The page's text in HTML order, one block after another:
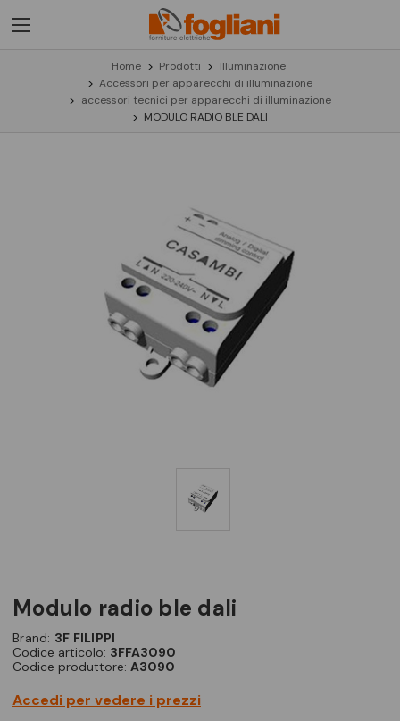
Home Prodotti
Illuminazione
Accessori per apparecchi di illuminazione
accessori tecnici per apparecchi di illuminazione
MODULO RADIO BLE DALI
modulo radio ble dali
Brand: 3F FILIPPI
Codice articolo: 3FFA3090
Codice produttore: A3090
Accedi per vedere i prezzi